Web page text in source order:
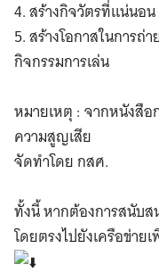
4. สร้างกิจวัตรที่แน่นอ
5. สร้างโอกาสในการ
กิจกรรมการเล่น
หมายเหตุ : จากหนังสือ
ความสูญเสีย
จัดทำโดย กสศ.
ทั้งนี้ หากต้องการสนับ
โดยตรงไปยังเครือข่าย